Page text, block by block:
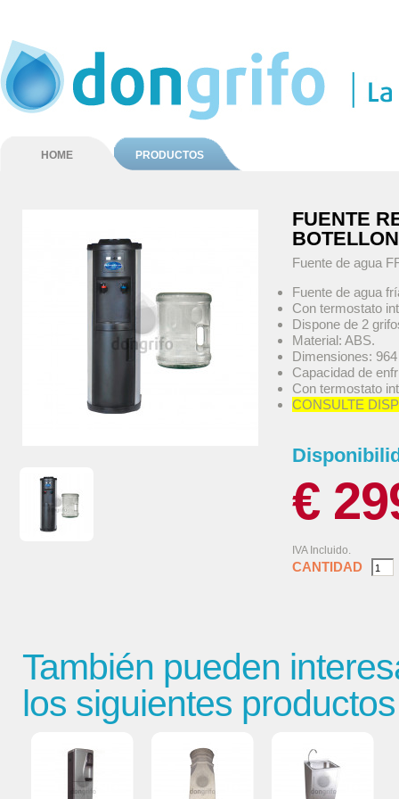
HOME PRODUCTOS
FUENTE
BOTELLON
Fuente de agua
Fuente de agua
Con termostato
Dispone de 2
Material: ABS.
Dimensiones:
Capacidad de
Con termostato
CONSULTE
€
IVA Incluido.
CANTIDAD
También pueden
los siguientes productos